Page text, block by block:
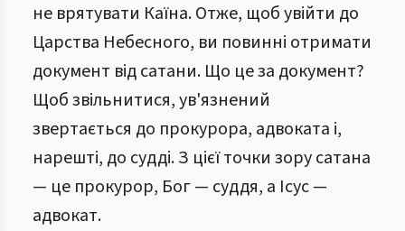
не врятувати Каїна. Отже, щоб увійти до
Царства Небесного, ви повинні отримати
документ від сатани. Що це за документ?
Щоб звільнитися, ув'язнений
звертається до прокурора, адвоката і,
нарешті, до судді. З цієї точки зору сатана
— це прокурор, Бог — суддя, а Ісус —
адвокат.